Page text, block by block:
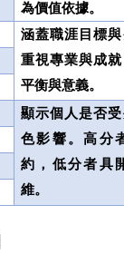
為價值依據。
涵蓋職涯目標
重視專業與成
平衡與意義。
顯示個人是否
色影響。高分
約，低分者具
維。